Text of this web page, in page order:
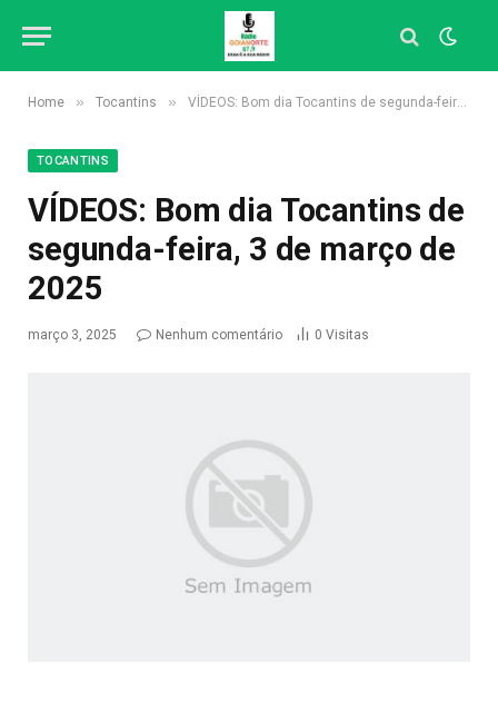
Home » Tocantins » VÍDEOS: Bom dia Tocantins de segunda-feira, 3 de março de 2025
TOCANTINS
VÍDEOS: Bom dia Tocantins de
segunda-feira, 3 de março de
2025
março 3, 2025 Nenhum comentário 0 Visitas